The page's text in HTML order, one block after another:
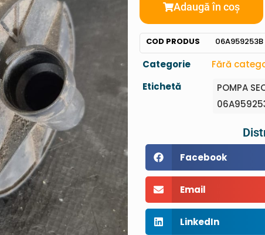
Adaugă în coș
COD PRODUS 06A959253B
Categorie
Fără
Etichetă
POMPA
Facebook
Email
LinkedIn